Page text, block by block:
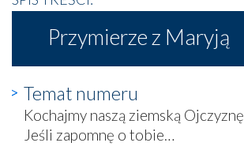
Przymierze z Maryją
Temat numeru
Kochajmy naszą ziemską Ojczyznę
Jeśli zapomnę o tobie…